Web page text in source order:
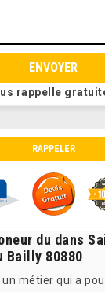
rappelle
du dans
Bailly 80880
métier qui a